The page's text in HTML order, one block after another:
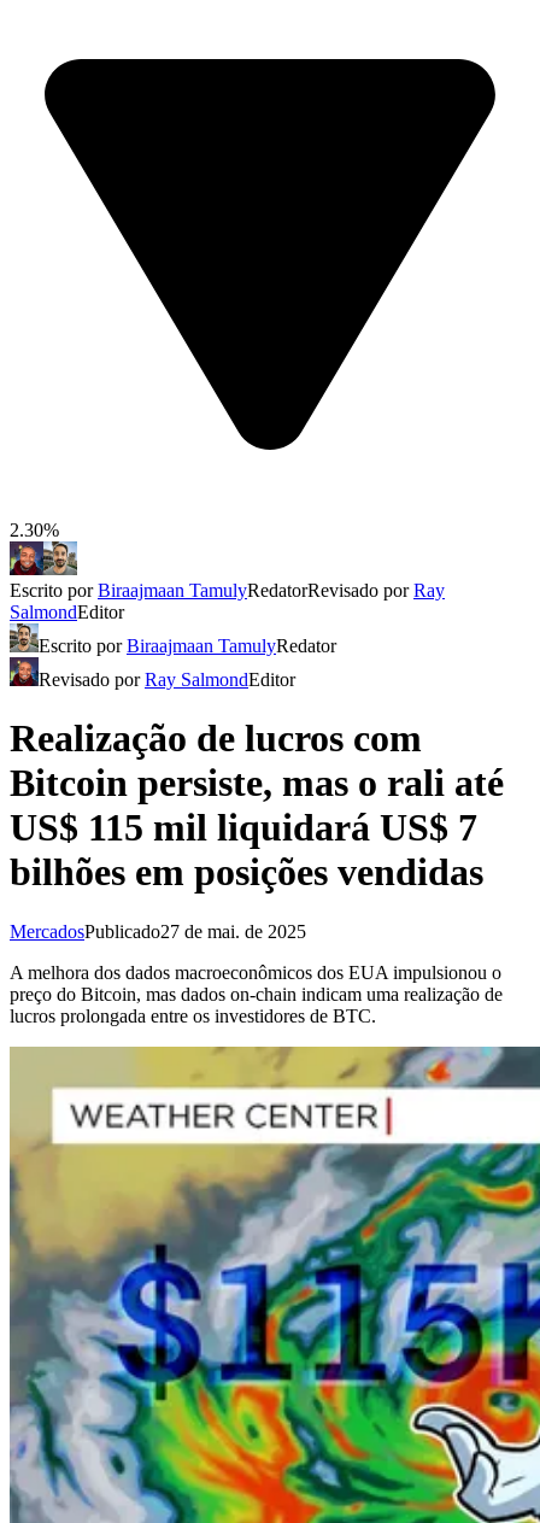
2.30%
Escrito porBiraajmaan TamulyRedatorRevisado porRay
SalmondEditor
Escrito porBiraajmaan TamulyRedator
Revisado porRay SalmondEditor
Realização de lucros com
Bitcoin persiste, mas o rali até
US$ 115 mil liquidará US$ 7
bilhões em posições vendidas
MercadosPublicado27 de mai. de 2025
A melhora dos dados macroeconômicos dos EUA impulsionou o
preço do Bitcoin, mas dados on-chain indicam uma realização de
lucros prolongada entre os investidores de BTC.